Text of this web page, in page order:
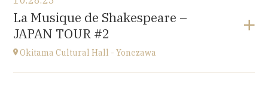
Ferris University - Yokohama
JAPAN
at15H
La Musique de Shakespeare –
JAPAN TOUR #2
Okitama Cultural Hall - Yonezawa